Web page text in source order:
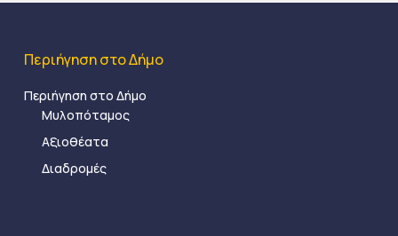
Περιήγηση στο Δήμο
Περιήγηση στο Δήμο
Μυλοπόταμος
Αξιοθέατα
Διαδρομές